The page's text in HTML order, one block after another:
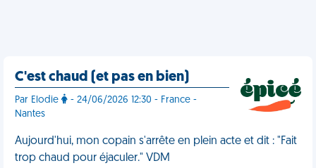
C'est chaud (et pas en bien)
Par Elodie
- 24/06/2026 12:30 - France -
Nantes
Aujourd'hui, mon copain s'arrête en plein acte et dit : "Fait
trop chaud pour éjaculer." VDM